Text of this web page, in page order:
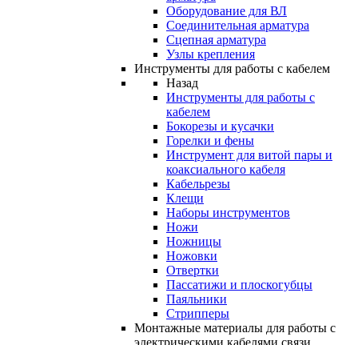
Оборудование для ВЛ
Соединительная арматура
Сцепная арматура
Узлы крепления
Инструменты для работы с кабелем
Назад
Инструменты для работы с
кабелем
Бокорезы и кусачки
Горелки и фены
Инструмент для витой пары и
коаксиального кабеля
Кабельрезы
Клещи
Наборы инструментов
Ножи
Ножницы
Ножовки
Отвертки
Пассатижи и плоскогубцы
Паяльники
Стрипперы
Монтажные материалы для работы с
электрическими кабелями связи